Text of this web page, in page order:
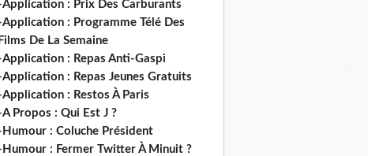
Application : Prix Des Carburants
: Programme Télé Des
Films De La Semaine
: Repas Anti-Gaspi
: Repas Jeunes Gratuits
: Restos À Paris
Propos : Qui Est J ?
: Coluche Président
Humour : Fermer Twitter À Minuit ?